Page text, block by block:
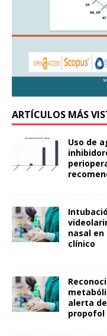
ARTÍCULOS MÁS
Uso de
nasal
clínico
alerta
propofol